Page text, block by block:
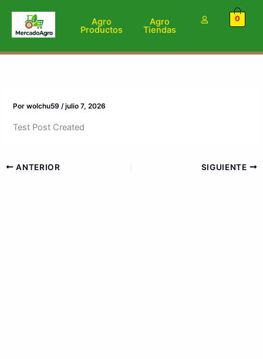
contenido
Agro
Productos
Agro
Tiendas
0
Porwolchu59/julio 7, 2026
Test Post Created
ANTERIOR SIGUIENTE